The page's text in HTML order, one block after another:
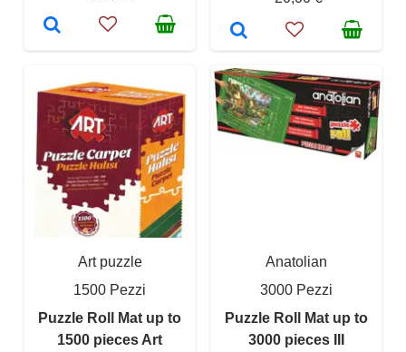
Art puzzle
1500 Pezzi
Puzzle Roll Mat up to
1500 pieces Art
Anatolian
3000 Pezzi
Puzzle Roll Mat up to
3000 pieces III